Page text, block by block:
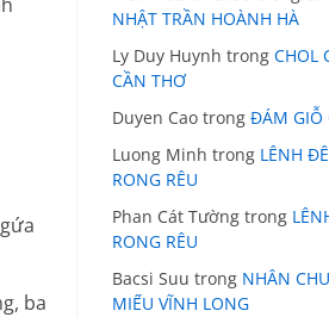
ba
NHẬT TRẦN HOÀNH HÀ
Ly Duy Huynh trong CHOL
CẦN THƠ
Duyen Cao trong ĐÁM GIỖ
Luong Minh trong LÊNH
RONG RÊU
Phan Cát Tường trong
RONG RÊU
Bacsi Suu trong NHÂN
MIẾU VĨNH LONG